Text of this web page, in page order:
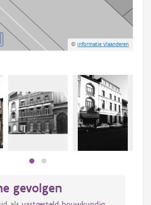
©Informatie Vlaanderen
gevolgen